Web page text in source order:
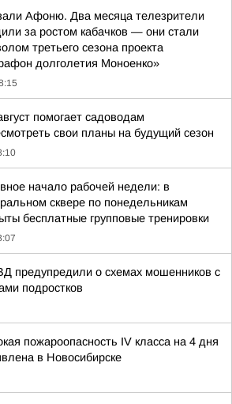
Афоню. Два месяца телезрители
за ростом кабачков — они стали
третьего сезона проекта
долголетия Моноенко»
помогает садоводам
свои планы на будущий сезон
начало рабочей недели: в
сквере по понедельникам
бесплатные групповые тренировки
предупредили о схемах мошенников с
подростков
пожароопасность IV класса на 4 дня
в Новосибирске